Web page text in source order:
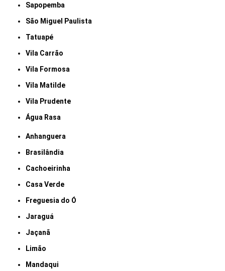
Sapopemba
São Miguel Paulista
Tatuapé
Vila Carrão
Vila Formosa
Vila Matilde
Vila Prudente
Água Rasa
Anhanguera
Brasilândia
Cachoeirinha
Casa Verde
Freguesia do Ó
Jaraguá
Jaçanã
Limão
Mandaqui